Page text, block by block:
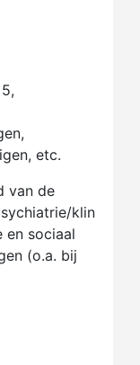
etc.
van de
klin
en sociaal
(o.a. bij